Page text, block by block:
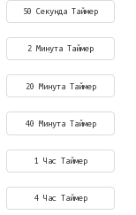
50 Секунда Таймер
2 Минута Таймер
20 Минута Таймер
40 Минута Таймер
1 Час Таймер
4 Час Таймер